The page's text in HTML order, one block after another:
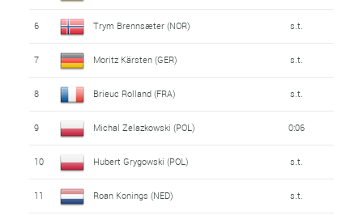
6 Trym Brennsæter (NOR) s.t.
7 Moritz Kärsten (GER) s.t.
8 Brieuc Rolland (FRA) s.t.
9 Michal Zelazkowski (POL) 0:06
10 Hubert Grygowski (POL) s.t.
11 Roan Konings (NED) s.t.